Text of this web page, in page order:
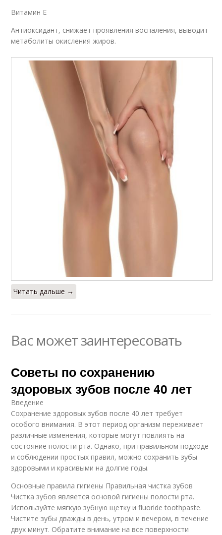
Витамин E
Антиоксидант, снижает проявления воспаления, выводит
метаболиты окисления жиров.
Читать дальше →
Вас может заинтересовать
Советы по сохранению
здоровых зубов после 40 лет
Введение
Сохранение здоровых зубов после 40 лет требует
особого внимания. В этот период организм переживает
различные изменения, которые могут повлиять на
состояние полости рта. Однако, при правильном подходе
и соблюдении простых правил, можно сохранить зубы
здоровыми и красивыми на долгие годы.
Основные правила гигиены Правильная чистка зубов
Чистка зубов является основой гигиены полости рта.
Используйте мягкую зубную щетку и fluoride toothpaste.
Чистите зубы дважды в день, утром и вечером, в течение
двух минут. Обратите внимание на все поверхности